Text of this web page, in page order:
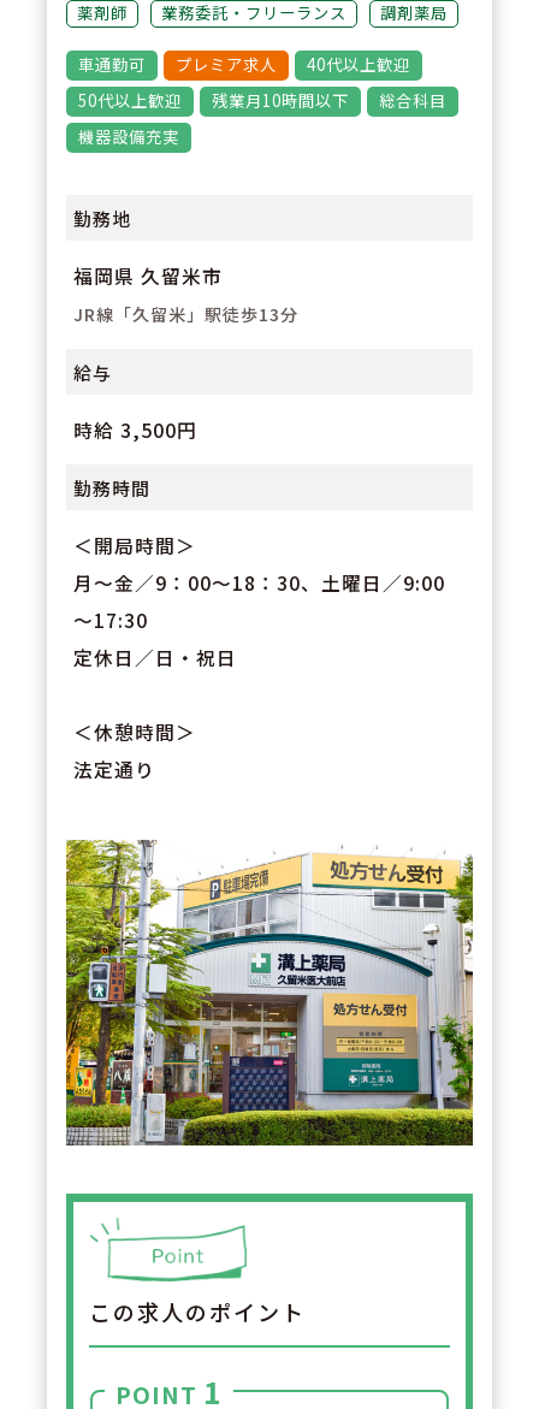
POINT3
感染委員会でのICTラウンドも実
施しております。
病棟勤務の看護師さんと連携し
多職種間チーム医療を学ぶことが
できます。
薬剤師 業務委託・フリーランス 調剤薬局
車通勤可 プレミア求人
40代以上歓迎
50代以上歓迎
残業月10時間以下
総合科目
機器設備充実
勤務地
福岡県 久留米市
JR線「久留米」駅徒歩13分
給与
時給 3,500円
勤務時間
＜開局時間＞
月～金／9：00～18：30、土曜日／9:00
～17:30
定休日／日・祝日
＜休憩時間＞
法定通り
この求人のポイント
POINT 1